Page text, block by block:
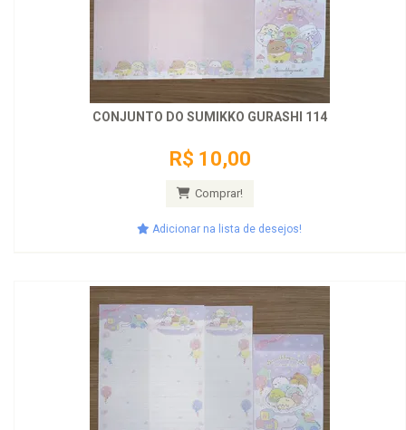
CONJUNTO DO SUMIKKO GURASHI 114
R$ 10,00
Comprar!
Adicionar na lista de desejos!